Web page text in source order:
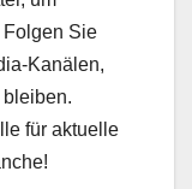
Sie
Kanälen,
für aktuelle